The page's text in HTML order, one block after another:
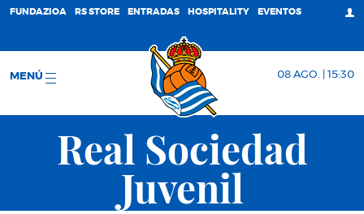
FUNDAZIOA RS STORE ENTRADAS HOSPITALITY EVENTOS
MENÚ 08 AGO. | 15:30
Real Sociedad
Juvenil